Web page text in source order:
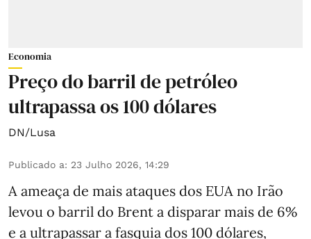
Economia
Preço do barril de petróleo
ultrapassa os 100 dólares
DN/Lusa
Publicado a: 23 Julho 2026, 14:29
A ameaça de mais ataques dos EUA no Irão
levou o barril do Brent a disparar mais de 6%
e a ultrapassar a fasquia dos 100 dólares,